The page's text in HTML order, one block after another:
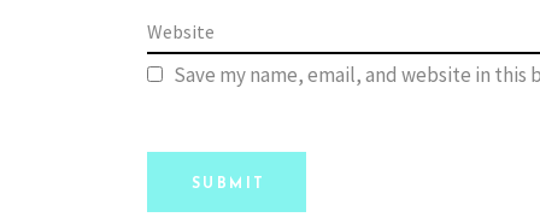
Save my name, email, and website in
SUBMIT